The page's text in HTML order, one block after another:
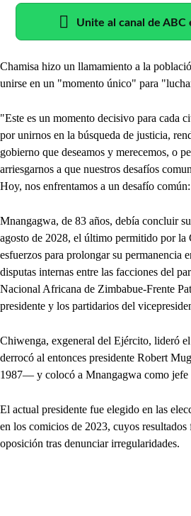
Unite al canal de ABC
Chamisa hizo un llamamiento a la
unirse en un "momento único" para
"Este es un momento decisivo para cada
por unirnos en la búsqueda de justicia,
gobierno que deseamos y merecemos, o
arriesgarnos a que nuestros desafíos
Hoy, nos enfrentamos a un desafío
Mnangagwa, de 83 años, debía concluir
agosto de 2028, el último permitido por la
esfuerzos para prolongar su permanencia
disputas internas entre las facciones del
Nacional Africana de Zimbabue-Frente
presidente y los partidarios del
Chiwenga, exgeneral del Ejército, lideró
derrocó al entonces presidente Robert
1987— y colocó a Mnangagwa como jefe
El actual presidente fue elegido en las
en los comicios de 2023, cuyos
oposición tras denunciar irregularidades.